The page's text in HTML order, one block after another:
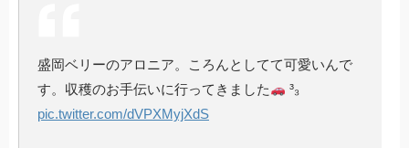
盛岡ベリーのアロニア。ころんとしてて可愛いんで
す。収穫のお手伝いに行ってきました
³₃
pic.twitter.com/dVPXMyjXdS